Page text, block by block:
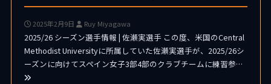
2025年2月9日 Ruy Miyagawa
2025/26 シーズン選手情報 | 佐瀬実選手 この度、米国のCentral
Methodist Universityに所属していた佐瀬実選手が、2025/26シ
ーズンに向けてスペイン女子3部4部のクラブチームに練習参…